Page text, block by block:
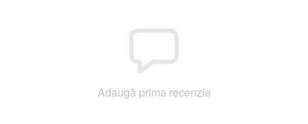
Adaugă prima recenzie